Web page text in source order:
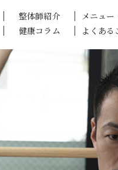
整体師紹介 メニュー
健康コラム よくある